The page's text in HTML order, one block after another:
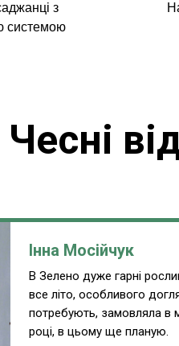
з
системою
Інна Мосійчук
В Зелено дуже гарні
все літо, особливого
потребують, замовляла в
році, в цьому ще планую.
Чесні